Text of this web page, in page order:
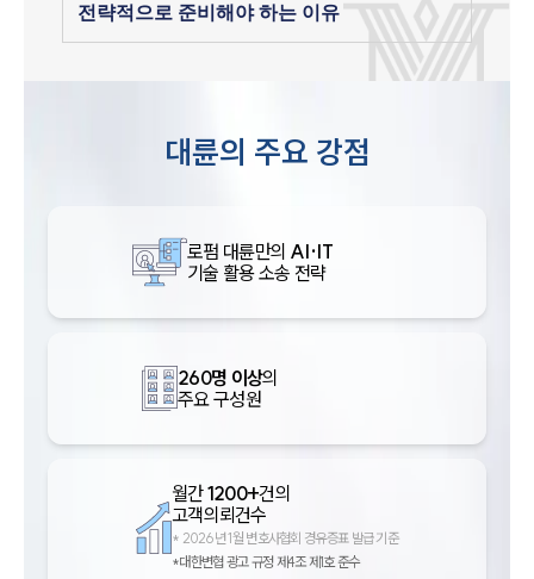
전략적으로 준비해야 하는 이유
대륜의 주요 강점
로펌 대륜만의 AI·IT
기술 활용 소송 전략
260명 이상의
주요 구성원
월간1200+건의
고객의뢰건수
* 2026년 1월 변호사협회 경유증표 발급 기준
*대한변협 광고 규정 제4조 제1호 준수